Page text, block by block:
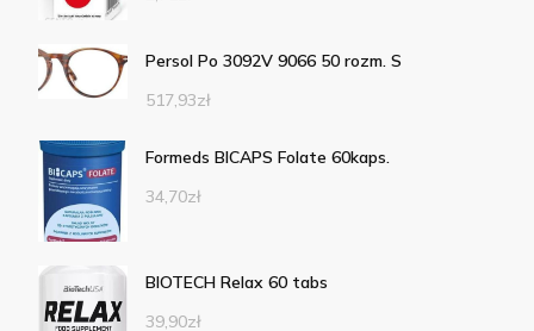
Persol Po 3092V 9066 50 rozm. S
517,93zł
Formeds BICAPS Folate 60kaps.
34,70zł
BIOTECH Relax 60 tabs
39,90zł